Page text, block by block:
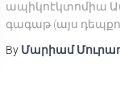
ապիկոէկտոմիա
գագաթ (այս
By Մարիամ